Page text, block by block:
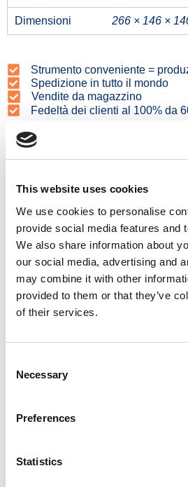
This website uses cookies
We use cookies to personalise
provide social media features and
We also share information about
our social media, advertising and
may combine it with other
provided to them or that they’ve
of their services.
Selection
Necessary
Preferences
Statistics
Dimensioni 266 × 146 ×
Strumento conveniente =
Spedizione in tutto il mondo
Vendite da magazzino
Fedeltà dei clienti al 100% da
Strumento
montaggio dei
Benefici